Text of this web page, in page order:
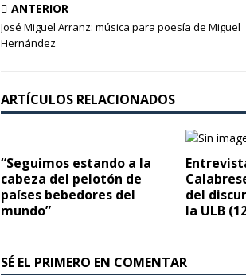
ANTERIOR
José Miguel Arranz: música para poesía de Miguel
Hernández
ARTÍCULOS RELACIONADOS
“Seguimos estando a la
cabeza del pelotón de
países bebedores del
mundo”
del
la ULB
SÉ EL PRIMERO EN COMENTAR